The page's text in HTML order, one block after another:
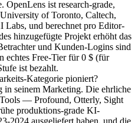
OpenLens ist research-grade,
of Toronto, Caltech,
Labs, und berechnet pro Editor-
hinzugefügte Projekt erhöht das
und Kunden-Logins sind
echtes Free-Tier für 0 $ (für
ist bezahlt.
Kategorie pioniert?
in seinem Marketing. Die ehrliche
— Profound, Otterly, Sight
produktions-grade KI-
2024 ausgeliefert haben, und die